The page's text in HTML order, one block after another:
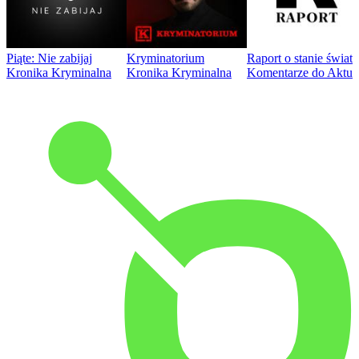
Piąte: Nie zabijaj
Kronika Kryminalna
Kryminatorium
Kronika Kryminalna
Raport o stanie
Komentarze do